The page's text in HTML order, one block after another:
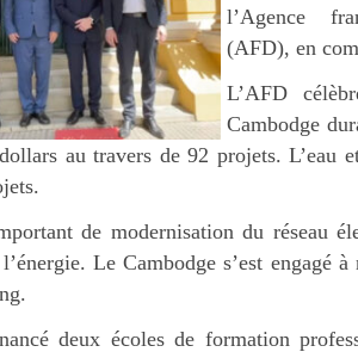
l’Agence
(AFD), en
L’AFD
Cambodge
au travers de 92 projets. L’eau
de modernisation du réseau
Le Cambodge s’est engagé
deux écoles de formation